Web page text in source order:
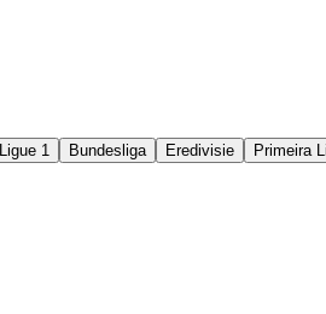
Ligue 1 Bundesliga Eredivisie Primeira